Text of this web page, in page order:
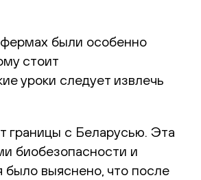
были особенно
стоит
уроки следует извлечь
границы с Беларусью. Эта
биобезопасности и
выяснено, что после